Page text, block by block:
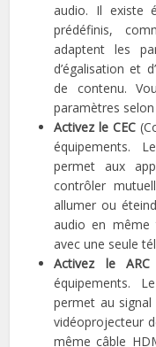
audio. Il existe
prédéfinis,
adaptent les
d’égalisation et
de contenu.
paramètres
Activez le CEC
équipements.
permet aux
contrôler
allumer ou
audio en même
avec une seule
Activez le ARC
équipements.
permet au
vidéoprojecteur
même câble